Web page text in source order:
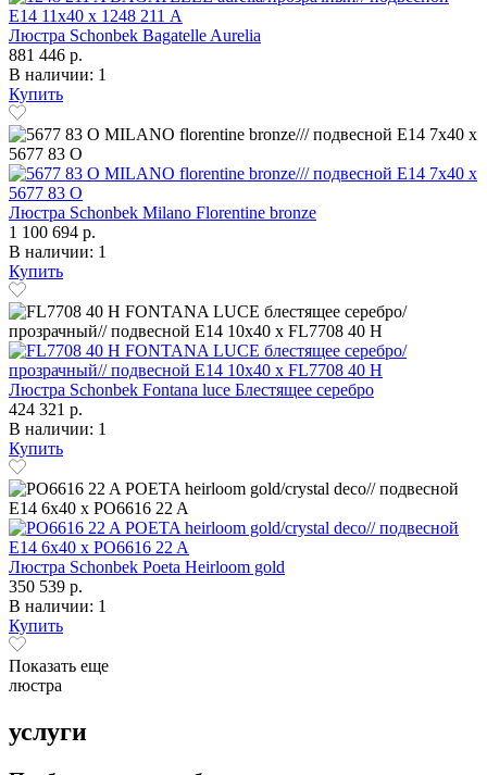
Люстра Schonbek Bagatelle Aurelia
881 446 р.
В наличии: 1
Купить
Люстра Schonbek Milano Florentine bronze
1 100 694 р.
В наличии: 1
Купить
Люстра Schonbek Fontana luce Блестящее серебро
424 321 р.
В наличии: 1
Купить
Люстра Schonbek Poeta Heirloom gold
350 539 р.
В наличии: 1
Купить
Показать еще
люстра
услуги